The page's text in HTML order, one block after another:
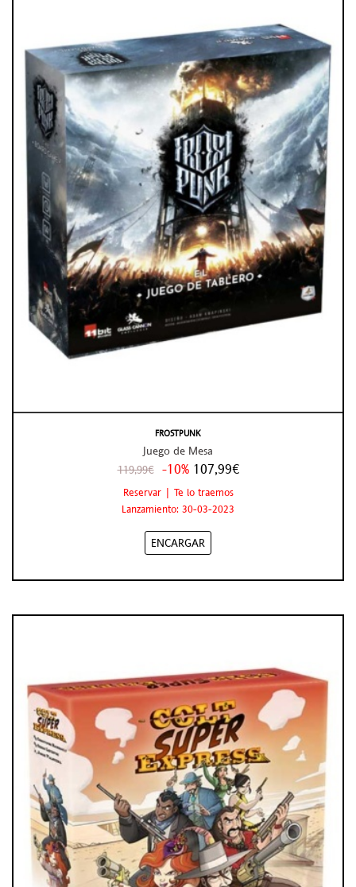
FROSTPUNK
Juego de Mesa
119,99€ -10% 107,99€
Reservar | Te lo traemos
Lanzamiento: 30-03-2023
ENCARGAR